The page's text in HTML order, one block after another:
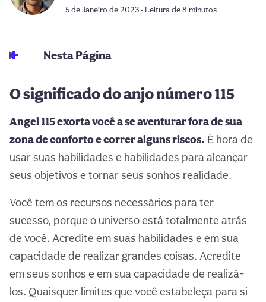
5 de Janeiro de 2023 • Leitura de 8 minutos
Nesta Página
O significado do anjo número 115
Angel 115 exorta você a se aventurar fora de sua
zona de conforto e correr alguns riscos. É hora de
usar suas habilidades e habilidades para alcançar
seus objetivos e tornar seus sonhos realidade.
Você tem os recursos necessários para ter
sucesso, porque o universo está totalmente atrás
de você. Acredite em suas habilidades e em sua
capacidade de realizar grandes coisas. Acredite
em seus sonhos e em sua capacidade de realizá-
los. Quaisquer limites que você estabeleça para si